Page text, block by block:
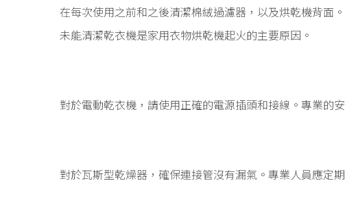
在每次使用之前和之後清潔棉絨過濾器，以及烘乾機背面
未能清潔乾衣機是家用衣物烘乾機起火的主要原因。
對於電動乾衣機，請使用正確的電源插頭和接線。專業的
對於瓦斯型乾燥器，確保連接管沒有漏氣。專業人員應定